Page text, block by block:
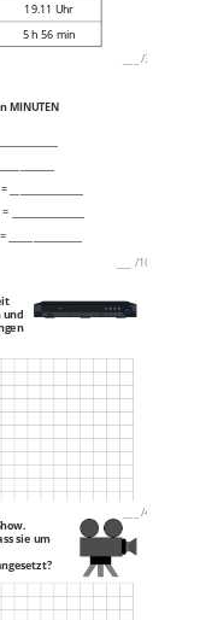
19.11 Uhr
5 h 56 min
/3P
MINUTEN
/10P
und
/4P
sie um